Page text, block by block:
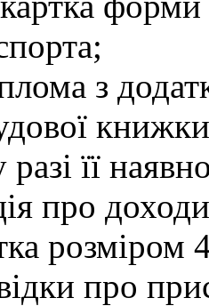
з
її
про
розміром
про